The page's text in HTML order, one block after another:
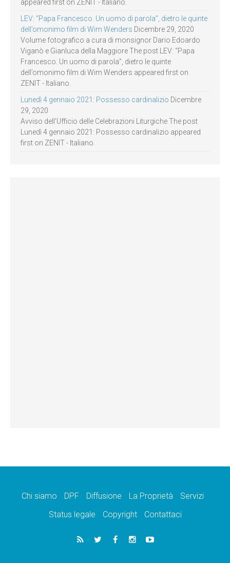
appeared first on ZENIT - Italiano.
LEV: “Papa Francesco. Un uomo di parola”, dietro le quinte
dell’omonimo film di Wim Wenders Dicembre 29, 2020
Volume fotografico a cura di monsignor Dario Edoardo
Viganò e Gianluca della Maggiore The post LEV: “Papa
Francesco. Un uomo di parola”, dietro le quinte
dell’omonimo film di Wim Wenders appeared first on
ZENIT - Italiano.
Lunedì 4 gennaio 2021: Possesso cardinalizio Dicembre
29, 2020
Avviso dell’Ufficio delle Celebrazioni Liturgiche The post
Lunedì 4 gennaio 2021: Possesso cardinalizio appeared
first on ZENIT - Italiano.
Chi siamo DPF Diffusione La Proprietà
Servizi
Status legale
Copyright Contattaci